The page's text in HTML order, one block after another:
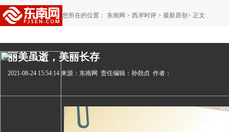
您所在的位置： 东南网 > 西岸时评 > 最新原创 > 正文
丽美虽逝，美丽长存
2021-08-24 15:54:14 来源：东南网 责任编辑：孙劲贞 作者：